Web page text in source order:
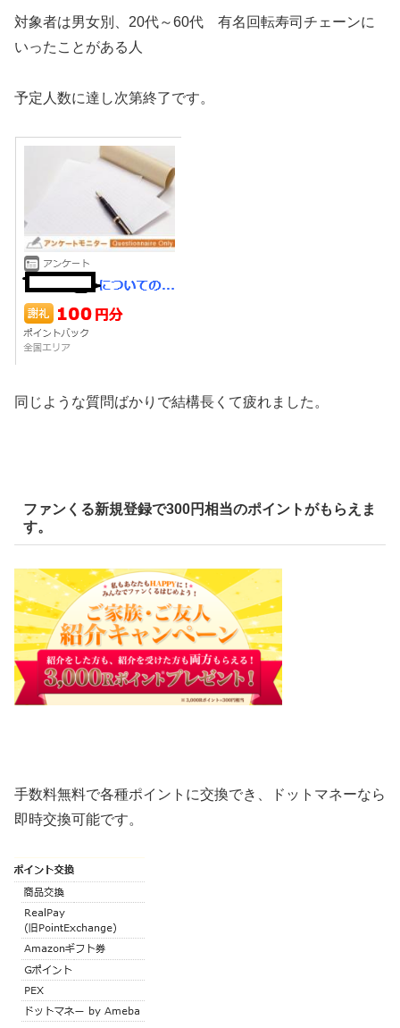
対象者は男女別、20代～60代 有名回転寿司チェーンに
いったことがある人
予定人数に達し次第終了です。
同じような質問ばかりで結構長くて疲れました。
ファンくる新規登録で300円相当のポイントがもらえま
す。
手数料無料で各種ポイントに交換でき、ドットマネーなら
即時交換可能です。